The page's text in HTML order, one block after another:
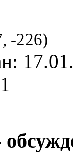
, -226)